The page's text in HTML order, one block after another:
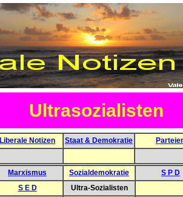
Ultrasozialisten
Liberale Notizen Staat & Demokratie
Marxismus Sozialdemokratie
S P D
S E D
Ultra-Sozialisten